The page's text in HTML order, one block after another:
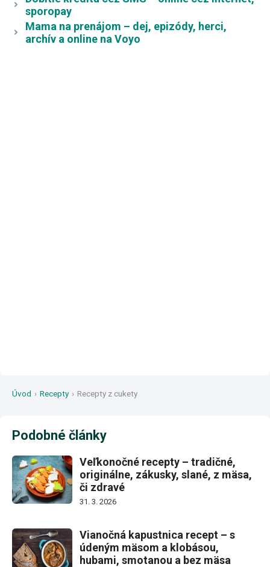
sporopay
Mama na prenájom – dej, epizódy, herci,
archív a online na Voyo
Úvod › Recepty › Recepty z cukety
Podobné články
Veľkonočné recepty – tradičné,
originálne, zákusky, slané, z mäsa,
či zdravé
31. 3. 2026
Vianočná kapustnica recept – s
údeným mäsom a klobásou,
hubami, smotanou a bez mäsa